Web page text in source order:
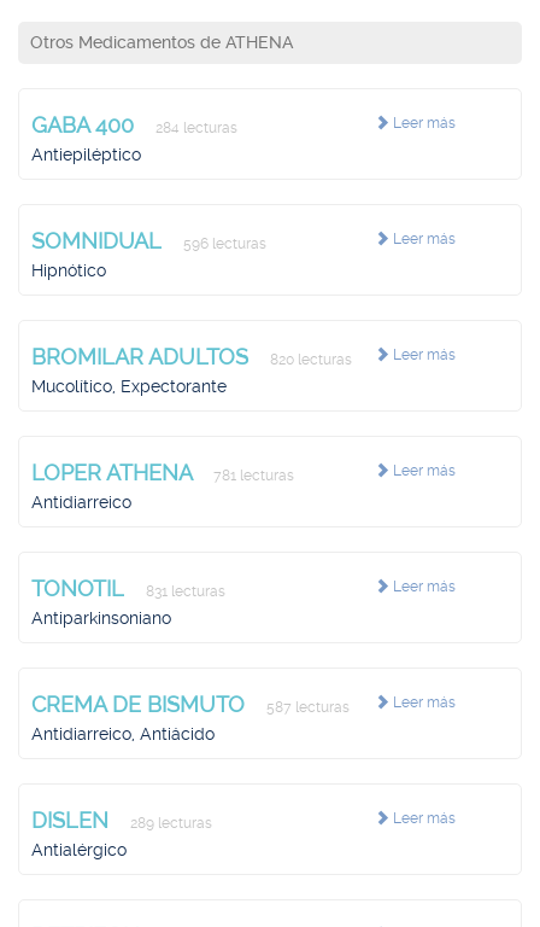
Otros Medicamentos de ATHENA
Leer más
GABA 400 284 lecturas
Antiepiléptico
Leer más
SOMNIDUAL 596 lecturas
Hipnótico
Leer más
BROMILAR ADULTOS 820 lecturas
Mucolítico, Expectorante
Leer más
LOPER ATHENA 781 lecturas
Antidiarreico
Leer más
TONOTIL 831 lecturas
Antiparkinsoniano
Leer más
CREMA DE BISMUTO 587 lecturas
Antidiarreico, Antiácido
Leer más
DISLEN 289 lecturas
Antialérgico